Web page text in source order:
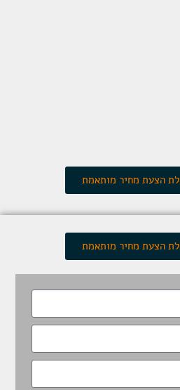
הצעת מחיר מותאמת
הצעת מחיר מותאמת